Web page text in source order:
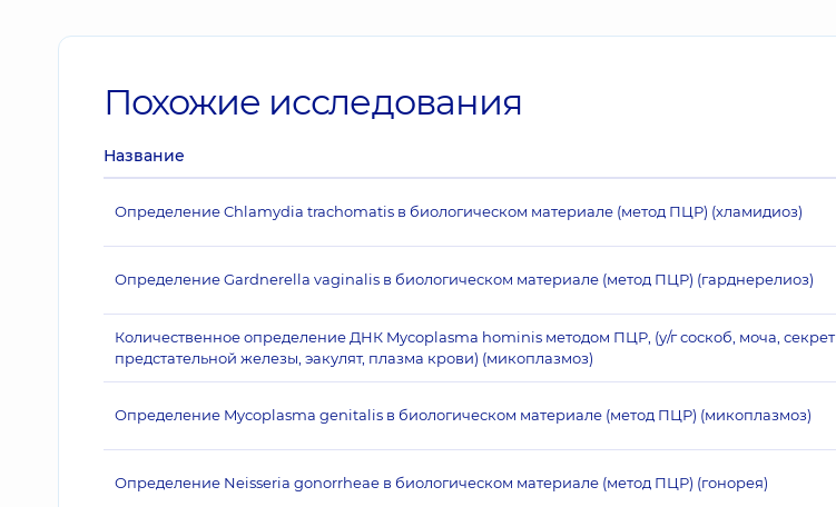
Похожие исследования
Название
Определение Chlamydia trachomatis в биологическом материале (метод ПЦР) (хламидиоз)
Определение Gardnerella vaginalis в биологическом материале (метод ПЦР) (гарднерелиоз)
Количественное определение ДНК Mycoplasma hominis методом ПЦР, (у/г соскоб, моча, секрет
предстательной железы, эакулят, плазма крови) (микоплазмоз)
Определение Mycoplasma genitalis в биологическом материале (метод ПЦР) (микоплазмоз)
Определение Neisseria gonorrheae в биологическом материале (метод ПЦР) (гонорея)